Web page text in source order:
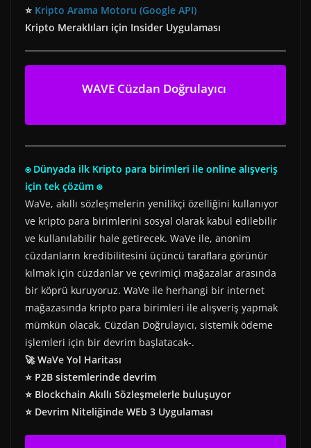
⭐ Kripto Arama Motoru (Google API)
Kripto Meraklıları için Insider Uygulaması
WAVE Cüzdan Doğrulayıcı
⍟ Dünyada ilk Kripto para birimleri ile online alışveriş
için tek çözüm ⍟
WaVe, akıllı sözleşmelerin yenilikçi özelliğini kullanıyor
ve kripto para birimlerini sosyal olarak kabul edilebilir
ve kullanılabilir hale getirecek. WaVe ile, anonim
cüzdanların kredibilitesini üçüncü taraflara görünür
kılmak için cüzdanlar ve çevrimiçi mağazalar arasında
bir köprü kuruyoruz. WaVe ile herhangi bir internet
mağazasında kripto para birimleri ile alışveriş yapmak
mümkün olacak. Cüzdan Doğrulayıcı, sistemik ödeme
işlemleri için bir devrim başlatacak-.
🚀 WaVe Yol Haritası
⭐ P2B sistemlerinde devrim
⭐ Blockchain Akıllı Sözleşmelerle buluşuyor
⭐ Devrim Niteliğinde WEb 3 Uygulaması